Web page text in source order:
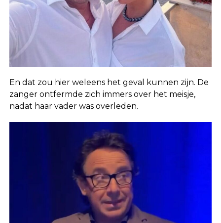
En dat zou hier weleens het geval kunnen zijn. De
zanger ontfermde zich immers over het meisje,
nadat haar vader was overleden.